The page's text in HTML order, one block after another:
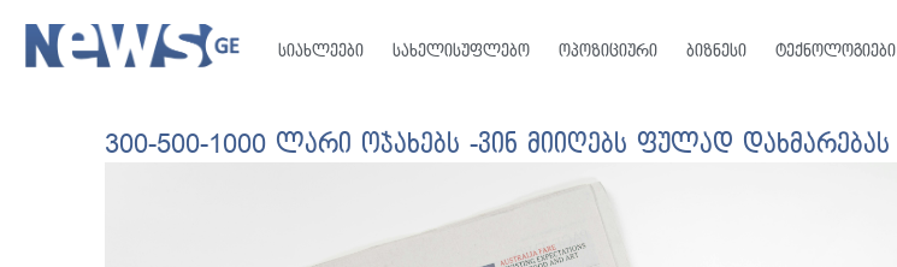
სიახლეები სახელისუფლებო ოპოზიციური ბიზნესი ტექნოლოგიები
300-500-1000 ლარი ოჯახებს -ვინ მიიღებს ფულად დახმარებას